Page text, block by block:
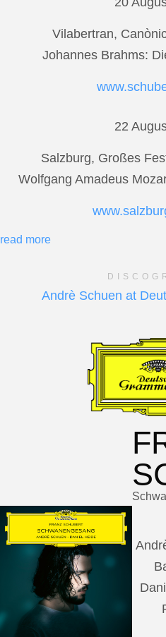
Vilabertran,
Johannes Brahms:
22
Salzburg, Großes
Wolfgang Amadeus
read more
Andrè Schuen at